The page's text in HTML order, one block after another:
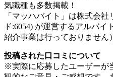
気職種も多数掲載！
「マッハバイト」は株式会
ド:6054) が運営するアルバ
紹介事業は行っておりません
投稿された口コミについて
※実際に応募したユーザーが